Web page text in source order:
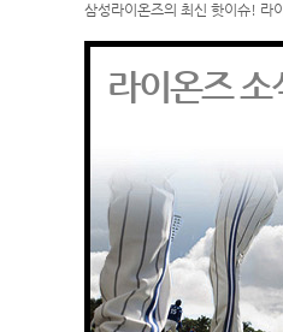
삼성라이온즈의 최신 핫이슈! 라
라이온즈 소